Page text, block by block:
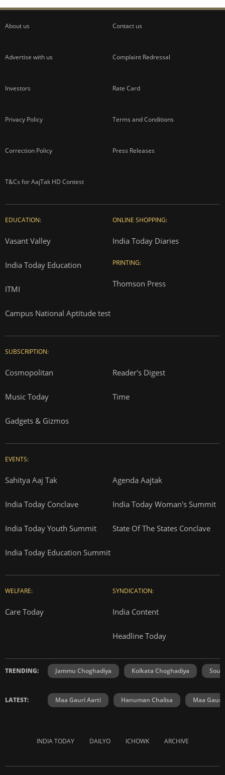
About us Contact us
Advertise with us Complaint Redressal
Investors Rate Card
Privacy Policy Terms and Conditions
Correction Policy Press Releases
T&Cs for AajTak HD Contest
EDUCATION:
Vasant Valley
India Today Education
ITMI
Campus National Aptitude test
ONLINE SHOPPING:
India Today Diaries
PRINTING:
Thomson Press
SUBSCRIPTION:
Cosmopolitan Reader's Digest
Music Today Time
Gadgets & Gizmos
EVENTS:
Sahitya Aaj Tak Agenda Aajtak
India Today Conclave India Today Woman's Summit
India Today Youth Summit State Of The States Conclave
India Today Education Summit
WELFARE:
Care Today
SYNDICATION:
India Content
Headline Today
TRENDING: Jammu Choghadiya Kolkata Choghadiya
LATEST: Maa Gauri Aarti Hanuman Chalisa Maa Gauri
INDIA TODAY DAILYO ICHOWK ARCHIVE